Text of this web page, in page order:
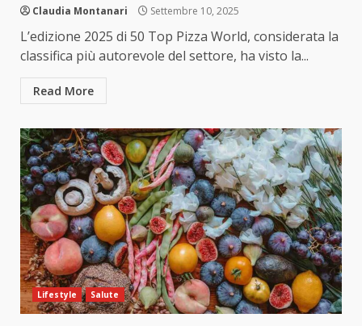
Claudia Montanari Settembre 10, 2025
L’edizione 2025 di 50 Top Pizza World, considerata la
classifica più autorevole del settore, ha visto la...
Read More
Lifestyle Salute